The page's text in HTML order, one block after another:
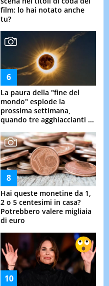
film: lo hai notato anche
tu?
La paura della "fine del
mondo" esplode la
prossima settimana,
quando tre agghiaccianti ...
Hai queste monetine da 1,
2 o 5 centesimi in casa?
Potrebbero valere migliaia
di euro